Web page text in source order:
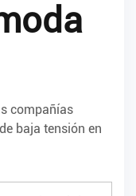
compañías
baja tensión en